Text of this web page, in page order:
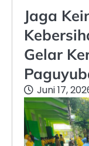
Jaga
Gelar
Juni 17,